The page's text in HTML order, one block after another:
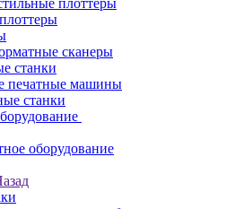
плоттеры
сканеры
станки
печатные машины
станки
оборудование